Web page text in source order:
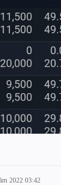
2022 03:42